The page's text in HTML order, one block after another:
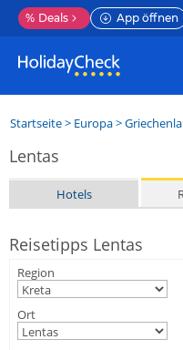
% Deals App öffnen
Startseite> Europa>
Lentas
Hotels
Reisetipps Lentas
Region
Ort